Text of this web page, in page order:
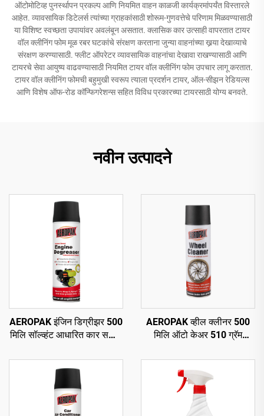
ऑटोमोटिव्ह पुनर्स्थापन प्रकल्प आणि नियमित वाहन काळजी कार्यक्रमांपर्यंत विस्तारले
आहेत. व्यावसायिक डिटेलर्स त्यांच्या ग्राहकांसाठी शोरूम-गुणवत्तेचे परिणाम मिळवण्यासाठी
या विशिष्ट स्वच्छता उपायांवर अवलंबून असतात. क्लासिक कार उत्साही वापरतात टायर
वॉल क्लीनिंग फोम मूळ रबर घटकांचे संरक्षण करताना जुन्या वाहनांच्या खर्‍या देखाव्याचे
संरक्षण करण्यासाठी. फ्लीट ऑपरेटर व्यावसायिक वाहनांचा देखावा राखण्यासाठी आणि
टायरचे सेवा आयुष्य वाढवण्यासाठी नियमित टायर वॉल क्लीनिंग फोम उपचार लागू करतात.
टायर वॉल क्लीनिंग फोमची बहुमुखी स्वरूप त्याला प्रदर्शन टायर, ऑल-सीझन रेडियल्स
आणि विशेष ऑफ-रोड कॉन्फिगरेशन्स सहित विविध प्रकारच्या टायरसाठी योग्य बनवते.
नवीन उत्पादने
AEROPAK इंजिन डिग्रीझर 500
मिलि सॉल्व्हंट आधारित कार सफाई
AEROPAK व्हील क्लीनर 500
मिलि ऑटो केअर 510 ग्रॅम